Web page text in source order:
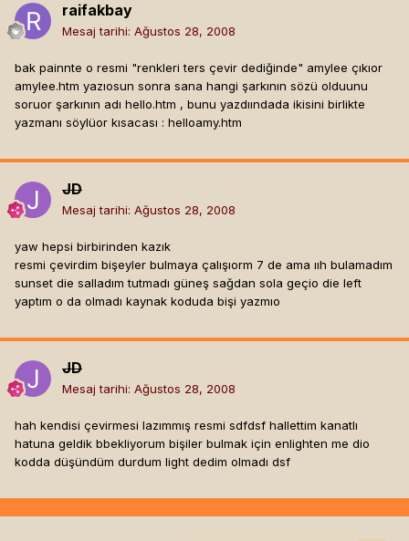
raifakbay
Mesaj tarihi: Ağustos 28, 2008
bak painnte o resmi "renkleri ters çevir dediğinde" amylee çıkıor
amylee.htm yazıosun sonra sana hangi şarkının sözü olduunu
soruor şarkının adı hello.htm , bunu yazdıındada ikisini birlikte
yazmanı söylüor kısacası : helloamy.htm
JD
Mesaj tarihi: Ağustos 28, 2008
yaw hepsi birbirinden kazık
resmi çevirdim bişeyler bulmaya çalışıorm 7 de ama ııh bulamadım
sunset die salladım tutmadı güneş sağdan sola geçio die left
yaptım o da olmadı kaynak koduda bişi yazmıo
JD
Mesaj tarihi: Ağustos 28, 2008
hah kendisi çevirmesi lazımmış resmi sdfdsf hallettim kanatlı
hatuna geldik bbekliyorum bişiler bulmak için enlighten me dio
kodda düşündüm durdum light dedim olmadı dsf